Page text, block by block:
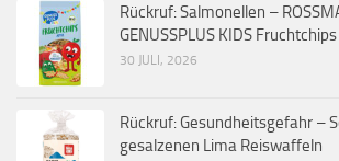
Rückruf: Salmonellen –
GENUSSPLUS KIDS
30 JULI, 2026
Rückruf: Gesundheitsgefahr –
gesalzenen Lima Reiswaffeln